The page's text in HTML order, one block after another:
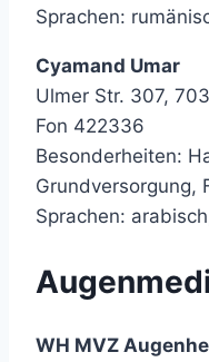
Sprachen:
Cyamand Umar
Ulmer Str. 307,
Fon 422336
Besonderheiten:
Grundversorgung,
Sprachen:
WH MVZ